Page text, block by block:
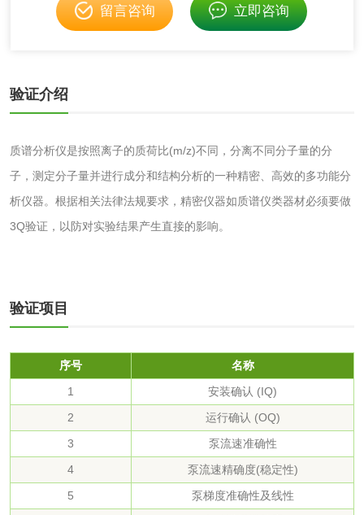
留言咨询 立即咨询
验证介绍
质谱分析仪是按照离子的质荷比(m/z)不同，分离不同分子量的分
子，测定分子量并进行成分和结构分析的一种精密、高效的多功能分
析仪器。根据相关法律法规要求，精密仪器如质谱仪类器材必须要做
3Q验证，以防对实验结果产生直接的影响。
验证项目
序号
名称
1
安装确认 (IQ)
2
运行确认 (OQ)
3
泵流速准确性
4
泵流速精确度(稳定性)
5
泵梯度准确性及线性
防霉检测 霉菌污染分析
消毒产品备案 防螨除螨检测
化妆品眼刺激试验 化妆品皮肤刺激试
化妆品急性经口毒
性试验
化妆品皮肤变态反
应试验
皮肤光变态反应试